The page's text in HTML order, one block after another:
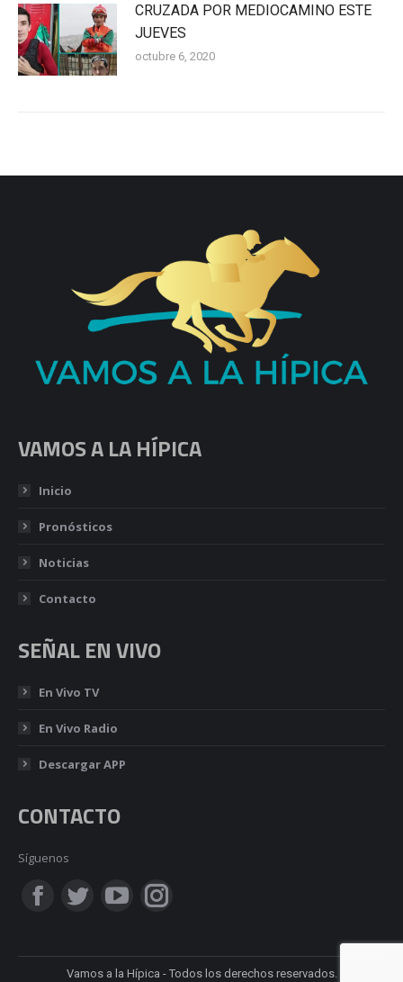
CRUZADA POR MEDIOCAMINO ESTE
JUEVES
octubre 6, 2020
VAMOS A LA HÍPICA
Inicio
Pronósticos
Noticias
Contacto
SEÑAL EN VIVO
En Vivo TV
En Vivo Radio
Descargar APP
CONTACTO
Síguenos
Encuéntranos en:
Facebook
opens
Twitter
opens
YouTube
opens
Instagram
opens
Vamos a la Hípica - Todos los derechos reservados.